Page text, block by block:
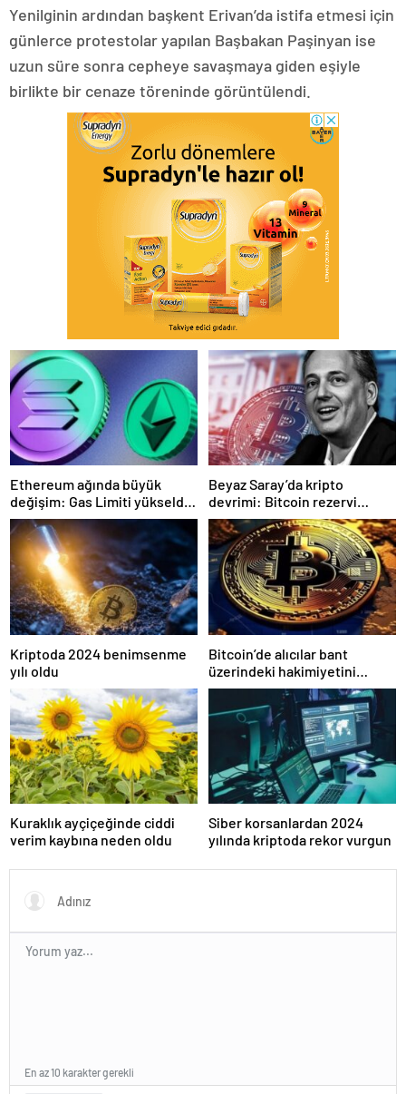
Yenilginin ardından başkent Erivan’da istifa etmesi için
günlerce protestolar yapılan Başbakan Paşinyan ise
uzun süre sonra cepheye savaşmaya giden eşiyle
birlikte bir cenaze töreninde görüntülendi.
Ethereum ağında büyük
değişim: Gas Limiti yükseldi,
işlem ücretleri düşebilir mi?
Beyaz Saray’da kripto
devrimi: Bitcoin rezervi
gerçek olabilir mi?
Kriptoda 2024 benimsenme
yılı oldu
Bitcoin’de alıcılar bant
üzerindeki hakimiyetini
kaybetti
Kuraklık ayçiçeğinde ciddi
verim kaybına neden oldu
Siber korsanlardan 2024
yılında kriptoda rekor vurgun
En az 10 karakter gerekli